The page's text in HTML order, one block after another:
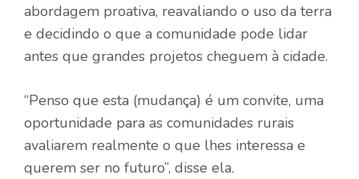
abordagem proativa, reavaliando o uso da terra
e decidindo o que a comunidade pode lidar
antes que grandes projetos cheguem à cidade.
“Penso que esta (mudança) é um convite, uma
oportunidade para as comunidades rurais
avaliarem realmente o que lhes interessa e
querem ser no futuro”, disse ela.